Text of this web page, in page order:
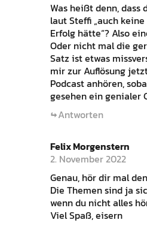
Was heißt denn, dass
laut Steffi „auch
Erfolg hätte“? Also
Oder nicht mal die
Satz ist etwas
mir zur Auflösung
Podcast anhören,
gesehen ein genialer
Antworten
Felix Morgenstern
2. November 2022
Genau, hör dir mal
Die Themen sind ja
wenn du nicht alles
Viel Spaß, eisern